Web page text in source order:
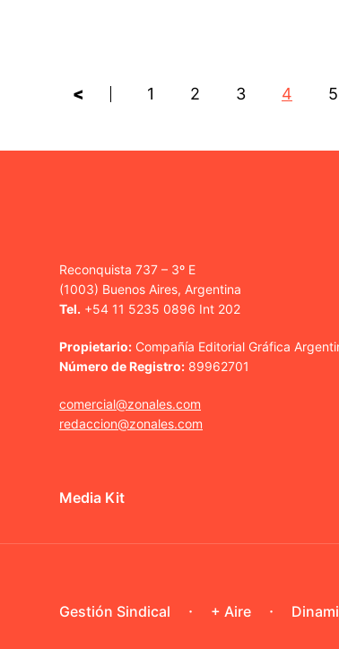
< 1 2 3 4 5
Reconquista 737 – 3º E
(1003) Buenos Aires, Argentina
Tel. +54 11 5235 0896 Int 202
Propietario: Compañía Editorial Gráfica
Número de Registro: 89962701
comercial@zonales.com
redaccion@zonales.com
Media Kit
Gestión Sindical + Aire